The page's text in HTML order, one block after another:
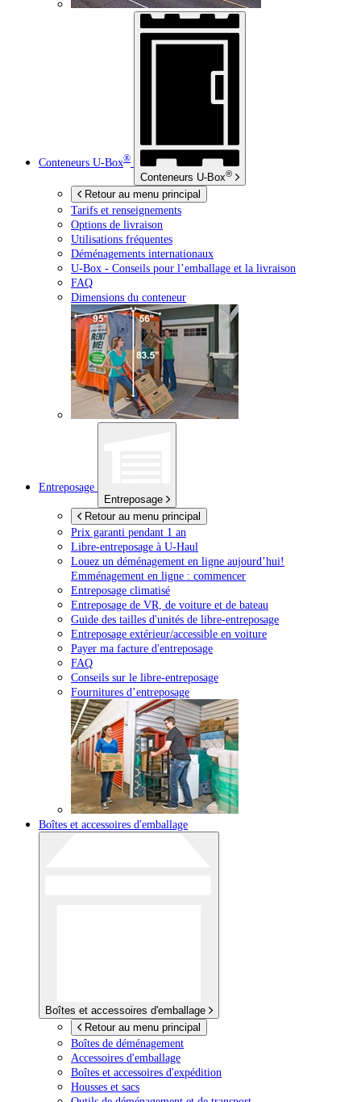
Conteneurs U-Box®
Conteneurs U-Box®
Retour au menu principal
Tarifs et renseignements
Options de livraison
Utilisations fréquentes
Déménagements internationaux
U-Box - Conseils pour l’emballage et la livraison
FAQ
Dimensions du conteneur
Entreposage
Entreposage
Retour au menu principal
Prix garanti pendant 1 an
Libre-entreposage à U-Haul
Louez un déménagement en ligne aujourd’hui!
Emménagement en ligne : commencer
Entreposage climatisé
Entreposage de VR, de voiture et de bateau
Guide des tailles d'unités de libre-entreposage
Entreposage extérieur/accessible en voiture
Payer ma facture d'entreposage
FAQ
Conseils sur le libre-entreposage
Fournitures d’entreposage
Boîtes et accessoires d'emballage
Boîtes et accessoires d'emballage
Retour au menu principal
Boîtes de déménagement
Accessoires d'emballage
Boîtes et accessoires d'expédition
Housses et sacs